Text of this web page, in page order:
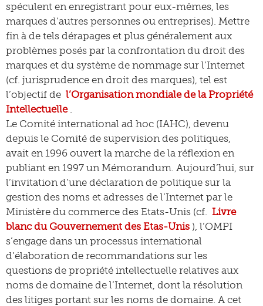
spéculent en enregistrant pour eux-mêmes, les
marques d’autres personnes ou entreprises). Mettre
fin à de tels dérapages et plus généralement aux
problèmes posés par la confrontation du droit des
marques et du système de nommage sur l’Internet
(cf. jurisprudence en droit des marques), tel est
l’objectif de l’Organisation mondiale de la Propriété
Intellectuelle .
Le Comité international ad hoc (IAHC), devenu
depuis le Comité de supervision des politiques,
avait en 1996 ouvert la marche de la réflexion en
publiant en 1997 un Mémorandum. Aujourd’hui, sur
l’invitation d’une déclaration de politique sur la
gestion des noms et adresses de l’Internet par le
Ministère du commerce des Etats-Unis (cf. Livre
blanc du Gouvernement des Etas-Unis ), l’OMPI
s’engage dans un processus international
d’élaboration de recommandations sur les
questions de propriété intellectuelle relatives aux
noms de domaine de l’Internet, dont la résolution
des litiges portant sur les noms de domaine. A cet